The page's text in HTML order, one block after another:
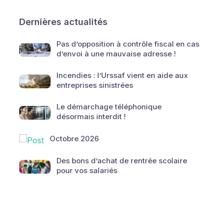
Dernières actualités
Pas d’opposition à contrôle fiscal en cas
d’envoi à une mauvaise adresse !
Incendies : l’Urssaf vient en aide aux
entreprises sinistrées
Le démarchage téléphonique
désormais interdit !
Octobre 2026
Des bons d’achat de rentrée scolaire
pour vos salariés